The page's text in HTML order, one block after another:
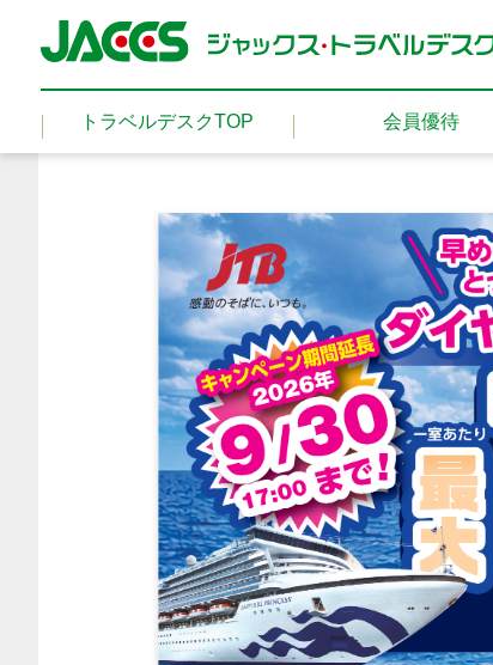
トラベルデスクTOP 会員優待